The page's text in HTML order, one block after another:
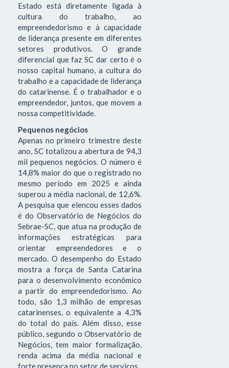
Estado está diretamente ligada à
cultura do trabalho, ao
empreendedorismo e à capacidade
de liderança presente em diferentes
setores produtivos. O grande
diferencial que faz SC dar certo é o
nosso capital humano, a cultura do
trabalho e a capacidade de liderança
do catarinense. É o trabalhador e o
empreendedor, juntos, que movem a
nossa competitividade.
Pequenos negócios
Apenas no primeiro trimestre deste
ano, SC totalizou a abertura de 94,3
mil pequenos negócios. O número é
14,8% maior do que o registrado no
mesmo período em 2025 e ainda
superou a média nacional, de 12,6%.
A pesquisa que elencou esses dados
é do Observatório de Negócios do
Sebrae-SC, que atua na produção de
informações estratégicas para
orientar empreendedores e o
mercado. O desempenho do Estado
mostra a força de Santa Catarina
para o desenvolvimento econômico
a partir do empreendedorismo. Ao
todo, são 1,3 milhão de empresas
catarinenses, o equivalente a 4,3%
do total do país. Além disso, esse
público, segundo o Observatório de
Negócios, tem maior formalização,
renda acima da média nacional e
forte presença no setor de serviços.